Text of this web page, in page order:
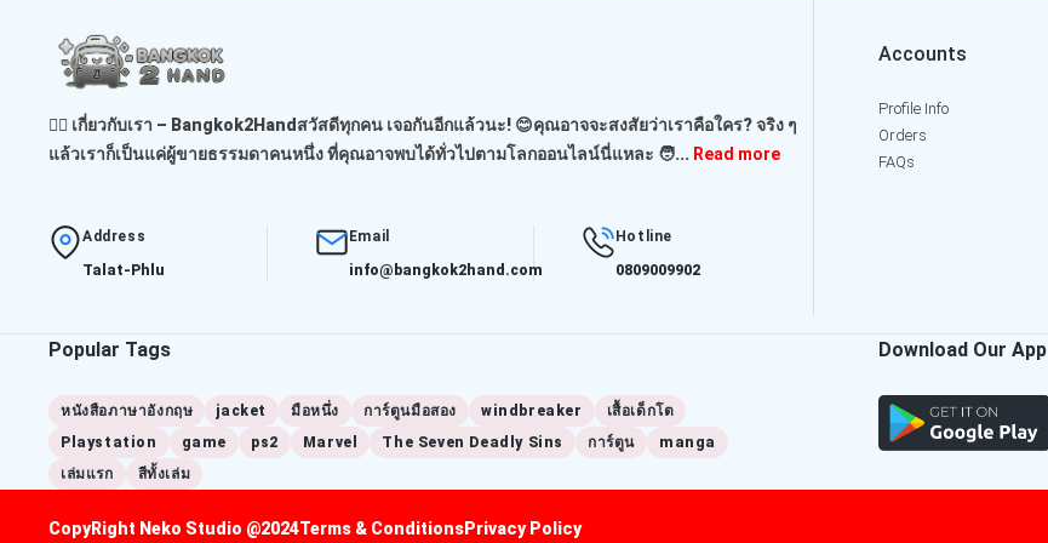
🙋‍♂️ เกี่ยวกับเรา – Bangkok2Handสวัสดีทุกคน เจอกันอีกแล้วนะ! 😊คุณอาจจะสงสัยว่าเราคือใคร? จริง ๆ
แล้วเราก็เป็นแค่ผู้ขายธรรมดาคนหนึ่ง ที่คุณอาจพบได้ทั่วไปตามโลกออนไลน์นี่แหละ 🧑‍... Read more
Address
Talat-Phlu
Email
info@bangkok2hand.com
Hotline
0809009902
Accounts
Profile Info
Orders
FAQs
Popular Tags
หนังสือภาษาอังกฤษ jacket มือหนึ่ง การ์ตูนมือสอง windbreaker
เสื้อเด็กโต
Playstation
game ps2 Marvel The Seven Deadly Sins การ์ตูน
manga
เล่มแรก
สีทั้งเล่ม
Download Our App
CopyRight Neko Studio @2024Terms & ConditionsPrivacy Policy